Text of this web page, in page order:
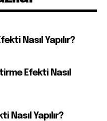
Nasıl Yapılır?
Efekti Nasıl
Nasıl Yapılır?